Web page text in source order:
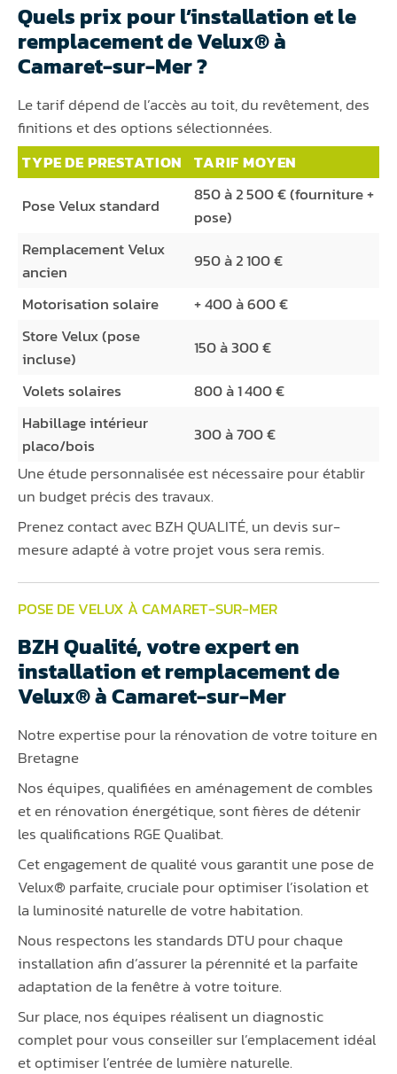
Quels prix pour l’installation et le
remplacement de Velux® à
Camaret-sur-Mer ?
Le tarif dépend de l’accès au toit, du revêtement, des
finitions et des options sélectionnées.
TYPE DE PRESTATION TARIF MOYEN
Pose Velux standard
850 à 2 500 € (fourniture +
pose)
Remplacement Velux
ancien
950 à 2 100 €
Motorisation solaire
+ 400 à 600 €
Store Velux (pose
incluse)
150 à 300 €
Volets solaires
800 à 1 400 €
Habillage intérieur
placo/bois
300 à 700 €
Une étude personnalisée est nécessaire pour établir
un budget précis des travaux.
Prenez contact avec BZH QUALITÉ, un devis sur-
mesure adapté à votre projet vous sera remis.
POSE DE VELUX À CAMARET-SUR-MER
BZH Qualité, votre expert en
installation et remplacement de
Velux® à Camaret-sur-Mer
Notre expertise pour la rénovation de votre toiture en
Bretagne
Nos équipes, qualifiées en aménagement de combles
et en rénovation énergétique, sont fières de détenir
les qualifications RGE Qualibat.
Cet engagement de qualité vous garantit une pose de
Velux® parfaite, cruciale pour optimiser l’isolation et
la luminosité naturelle de votre habitation.
Nous respectons les standards DTU pour chaque
installation afin d’assurer la pérennité et la parfaite
adaptation de la fenêtre à votre toiture.
Sur place, nos équipes réalisent un diagnostic
complet pour vous conseiller sur l’emplacement idéal
et optimiser l’entrée de lumière naturelle.